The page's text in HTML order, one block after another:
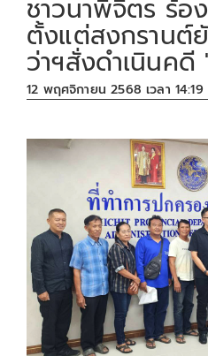
ชาวนาพิจิตร ร้อ
ตั้งแต่สงกรานต์
ว่าฯสั่งดำเนินคดี
12 พฤศจิกายน 2568 เวลา 14:19